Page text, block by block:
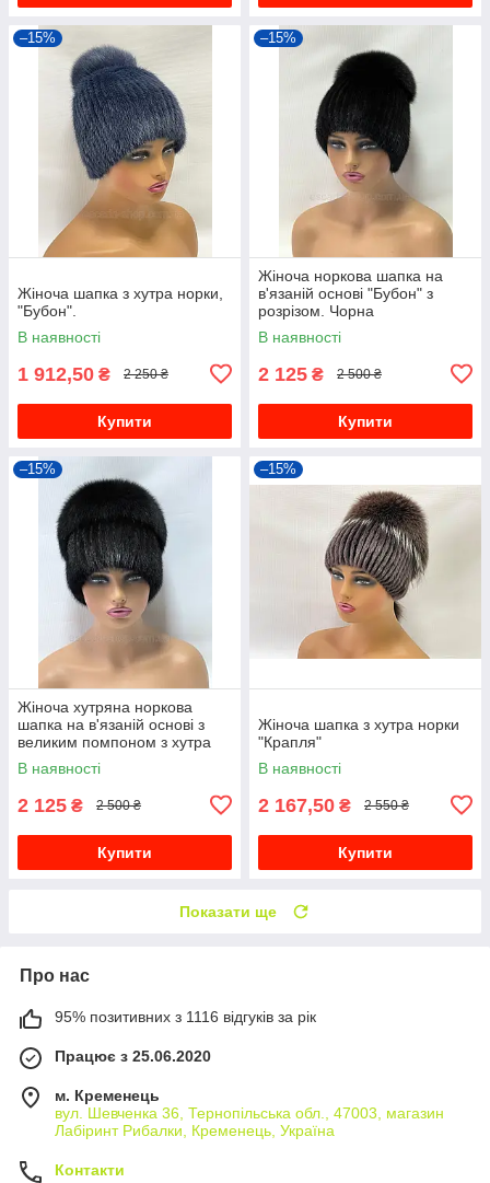
–15%
Жіноча шапка з хутра норки,
"Бубон".
В наявності
1 912,50 ₴ 2 250 ₴
Купити
–15%
Жіноча норкова шапка на
в'язаній основі "Бубон" з
розрізом. Чорна
В наявності
2 125 ₴ 2 500 ₴
Купити
–15%
Жіноча хутряна норкова
шапка на в'язаній основі з
великим помпоном з хутра
песця "Кулька" Чорна
В наявності
2 125 ₴ 2 500 ₴
Купити
–15%
Жіноча шапка з хутра норки
"Крапля"
В наявності
2 167,50 ₴ 2 550 ₴
Купити
Показати ще
Про нас
95% позитивних з 1116 відгуків за рік
Працює з 25.06.2020
м. Кременець
вул. Шевченка 36, Тернопільська обл., 47003, магазин
Лабіринт Рибалки, Кременець, Україна
Контакти